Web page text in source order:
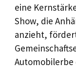
eine
Show, die
anzieht,
Automobilerbe